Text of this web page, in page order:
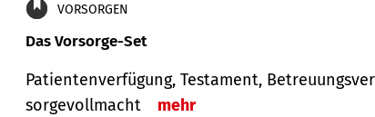
VORSORGEN
Das Vorsorge-Set
Patienten­ver­fügung, Testa­ment,
sorge­voll­macht
mehr